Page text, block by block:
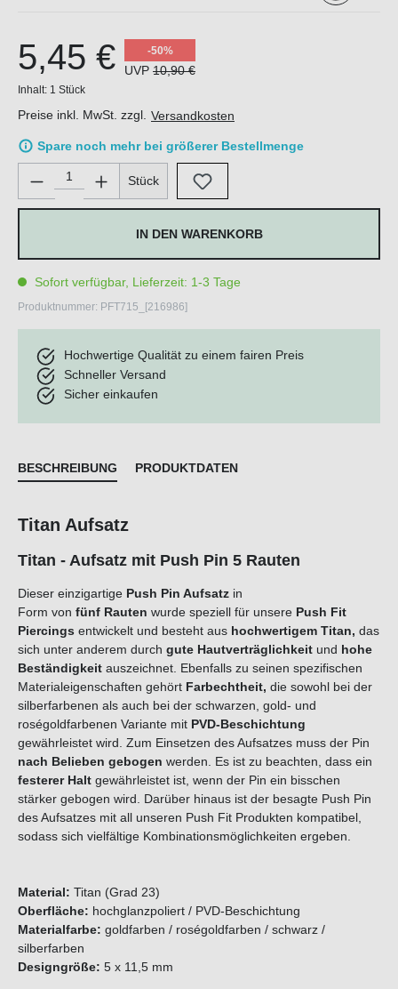
5,45 € -50%
UVP 10,90 €
Inhalt: 1 Stück
Preise inkl. MwSt. zzgl. Versandkosten
Spare noch mehr bei größerer Bestellmenge
Produkt Anzahl: Gib den gewünschten Wert ein oder
Stück
IN DEN WARENKORB
Sofort verfügbar, Lieferzeit: 1-3 Tage
Produktnummer: PFT715_[216986]
Hochwertige Qualität zu einem fairen Preis
Schneller Versand
Sicher einkaufen
BESCHREIBUNG PRODUKTDATEN
Titan Aufsatz
Titan - Aufsatz mit Push Pin 5 Rauten
Dieser einzigartige Push Pin Aufsatz in
Form von fünf Rauten wurde speziell für unsere Push Fit
Piercings entwickelt und besteht aus hochwertigem Titan, das
sich unter anderem durch gute Hautverträglichkeit und hohe
Beständigkeit auszeichnet. Ebenfalls zu seinen spezifischen
Materialeigenschaften gehört Farbechtheit, die sowohl bei der
silberfarbenen als auch bei der schwarzen, gold- und
roségoldfarbenen Variante mit PVD-Beschichtung
gewährleistet wird. Zum Einsetzen des Aufsatzes muss der Pin
nach Belieben gebogen werden. Es ist zu beachten, dass ein
festerer Halt gewährleistet ist, wenn der Pin ein bisschen
stärker gebogen wird. Darüber hinaus ist der besagte Push Pin
des Aufsatzes mit all unseren Push Fit Produkten kompatibel,
sodass sich vielfältige Kombinationsmöglichkeiten ergeben.
Material: Titan (Grad 23)
Oberfläche: hochglanzpoliert / PVD-Beschichtung
Materialfarbe: goldfarben / roségoldfarben / schwarz /
silberfarben
Designgröße: 5 x 11,5 mm